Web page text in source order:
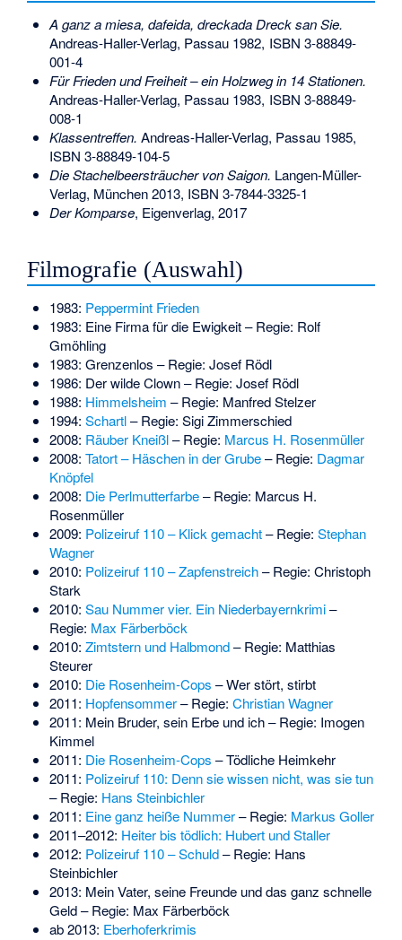
A ganz a miesa, dafeida, dreckada Dreck san Sie.
Andreas-Haller-Verlag, Passau 1982, ISBN 3-88849-
001-4
Für Frieden und Freiheit – ein Holzweg in 14 Stationen.
Andreas-Haller-Verlag, Passau 1983, ISBN 3-88849-
008-1
Klassentreffen. Andreas-Haller-Verlag, Passau 1985,
ISBN 3-88849-104-5
Die Stachelbeersträucher von Saigon. Langen-Müller-
Verlag, München 2013, ISBN 3-7844-3325-1
Der Komparse, Eigenverlag, 2017
Filmografie (Auswahl)
1983: Peppermint Frieden
1983: Eine Firma für die Ewigkeit – Regie: Rolf
Gmöhling
1983: Grenzenlos – Regie: Josef Rödl
1986: Der wilde Clown – Regie: Josef Rödl
1988: Himmelsheim – Regie: Manfred Stelzer
1994: Schartl– Regie: Sigi Zimmerschied
2008: Räuber Kneißl– Regie: Marcus H. Rosenmüller
2008: Tatort – Häschen in der Grube– Regie: Dagmar
Knöpfel
2008: Die Perlmutterfarbe– Regie: Marcus H.
Rosenmüller
2009: Polizeiruf 110 – Klick gemacht– Regie: Stephan
Wagner
2010: Polizeiruf 110 – Zapfenstreich– Regie: Christoph
Stark
2010: Sau Nummer vier. Ein Niederbayernkrimi–
Regie: Max Färberböck
2010: Zimtstern und Halbmond– Regie: Matthias
Steurer
2010: Die Rosenheim-Cops – Wer stört, stirbt
2011: Hopfensommer– Regie: Christian Wagner
2011: Mein Bruder, sein Erbe und ich – Regie: Imogen
Kimmel
2011: Die Rosenheim-Cops – Tödliche Heimkehr
2011: Polizeiruf 110: Denn sie wissen nicht, was sie tun
– Regie: Hans Steinbichler
2011: Eine ganz heiße Nummer– Regie: Markus Goller
2011–2012: Heiter bis tödlich: Hubert und Staller
2012: Polizeiruf 110 – Schuld– Regie: Hans
Steinbichler
2013: Mein Vater, seine Freunde und das ganz schnelle
Geld – Regie: Max Färberböck
ab 2013: Eberhoferkrimis